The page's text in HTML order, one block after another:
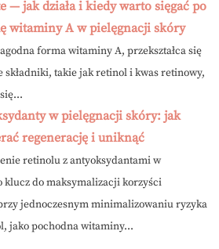
— jak działa i kiedy warto sięgać po
witaminy A w pielęgnacji skóry
forma witaminy A, przekształca się
składniki, takie jak retinol i kwas retinowy,
w pielęgnacji skóry: jak
regenerację i uniknąć
retinolu z antyoksydantami w
klucz do maksymalizacji korzyści
jednoczesnym minimalizowaniu ryzyka
jako pochodna witaminy...